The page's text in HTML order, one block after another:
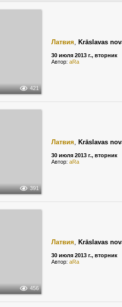
421
Латвия, Krāslavas
30 июля 2013 г., вторник
Автор: aRa
391
Латвия, Krāslavas
30 июля 2013 г., вторник
Автор: aRa
456
Латвия, Krāslavas
30 июля 2013 г., вторник
Автор: aRa